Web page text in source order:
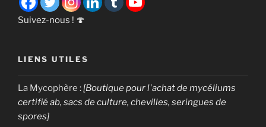
Suivez-nous ! 🍄
LIENS UTILES
La Mycophère :[Boutique pour l'achat de mycéliums
certifié ab, sacs de culture, chevilles, seringues de
spores]